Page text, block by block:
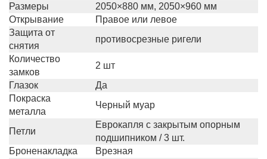
Размеры
2050×880 мм, 2050×960 мм
Открывание
Правое или левое
Защита от
снятия
противосрезные ригели
Количество
замков
2 шт
Глазок
Да
Покраска
металла
Черный муар
Петли
Еврокапля с закрытым опорным
подшипником / 3 шт.
Броненакладка
Врезная